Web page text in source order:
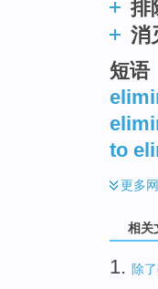
排
消
短语
to
更多
相关
1. 除